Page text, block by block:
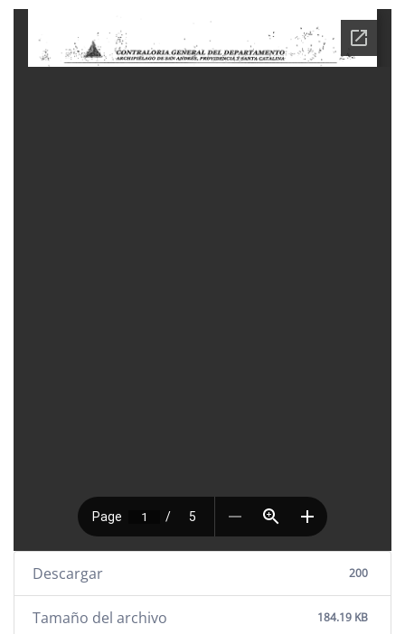
Descargar 200
Tamaño del archivo 184.19 KB